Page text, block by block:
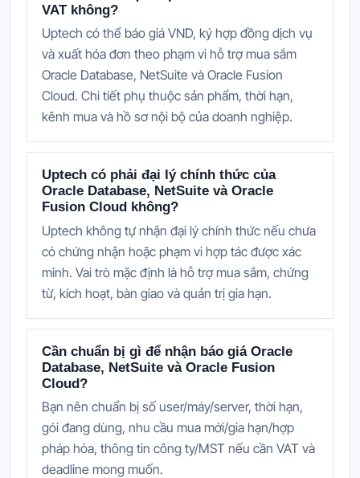
VAT không?
Uptech có thể báo giá VND, ký hợp đồng dịch vụ
và xuất hóa đơn theo phạm vi hỗ trợ mua sắm
Oracle Database, NetSuite và Oracle Fusion
Cloud. Chi tiết phụ thuộc sản phẩm, thời hạn,
kênh mua và hồ sơ nội bộ của doanh nghiệp.
Uptech có phải đại lý chính thức của
Oracle Database, NetSuite và Oracle
Fusion Cloud không?
Uptech không tự nhận đại lý chính thức nếu chưa
có chứng nhận hoặc phạm vi hợp tác được xác
minh. Vai trò mặc định là hỗ trợ mua sắm, chứng
từ, kích hoạt, bàn giao và quản trị gia hạn.
Cần chuẩn bị gì để nhận báo giá Oracle
Database, NetSuite và Oracle Fusion
Cloud?
Bạn nên chuẩn bị số user/máy/server, thời hạn,
gói đang dùng, nhu cầu mua mới/gia hạn/hợp
pháp hóa, thông tin công ty/MST nếu cần VAT và
deadline mong muốn.